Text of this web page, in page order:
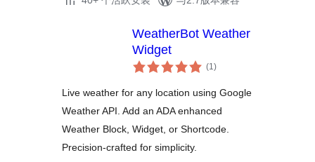
WeatherBot Weather
Widget
(1总
评)
Live weather for any location using Google
Weather API. Add an ADA enhanced
Weather Block, Widget, or Shortcode.
Precision-crafted for simplicity.